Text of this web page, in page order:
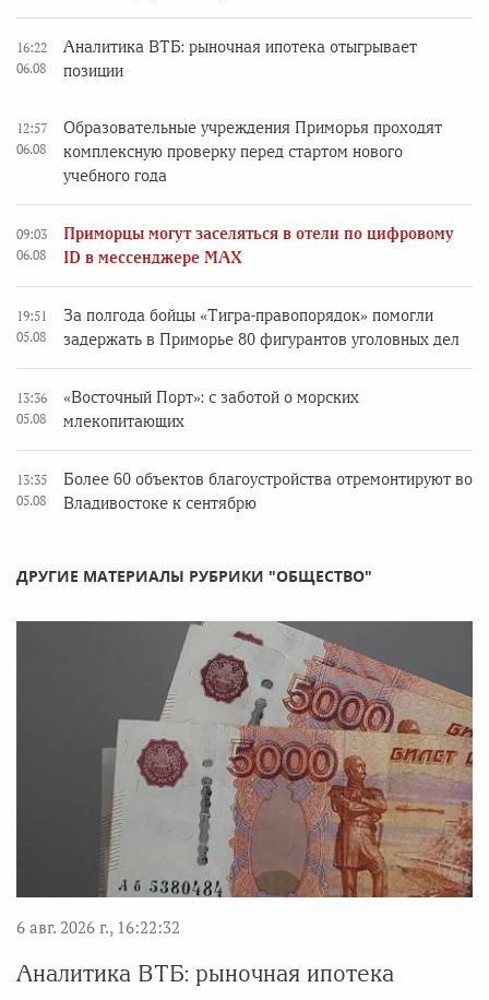
16:22
06.08
Аналитика ВТБ: рыночная ипотека отыгрывает
позиции
12:57
06.08
Образовательные учреждения Приморья проходят
комплексную проверку перед стартом нового
учебного года
09:03
06.08
Приморцы могут заселяться в отели по цифровому
ID в мессенджере MAX
19:51
05.08
За полгода бойцы «Тигра-правопорядок» помогли
задержать в Приморье 80 фигурантов уголовных дел
13:36
05.08
«Восточный Порт»: с заботой о морских
млекопитающих
13:35
05.08
Более 60 объектов благоустройства отремонтируют во
Владивостоке к сентябрю
ДРУГИЕ МАТЕРИАЛЫ РУБРИКИ "ОБЩЕСТВО"
6 авг. 2026 г., 16:22:32
Аналитика ВТБ: рыночная ипотека